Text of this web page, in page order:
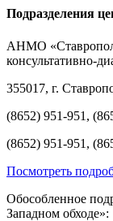
Подразделения
АНМО
консультативно-
355017, г.
(8652) 951-951,
(8652) 951-951,
Посмотреть
Обособленное
Западном обходе»: